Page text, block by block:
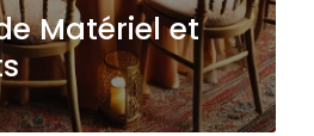
Matériel et